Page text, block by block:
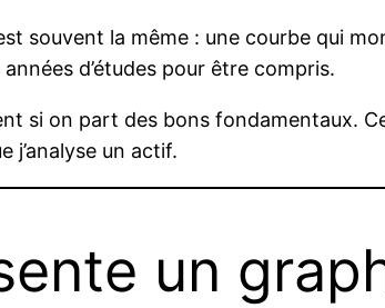
souvent la même : une courbe qui
d’études pour être compris.
si on part des bons fondamentaux.
j’analyse un actif.
un